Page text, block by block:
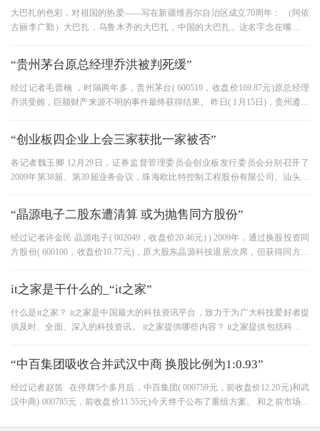
大巴扎的色彩，对祖国的热爱——写在新疆维吾尔自治区成立70周年： （阿依
古丽李广勤）大巴扎，乌鲁木齐的大巴扎，中国的大巴扎。这名字念在嘴里，
“贵州茅台原总经理乔洪被判死缓”
经过记者毛晋楠 ，时隔两年多，贵州茅台( 600519，收盘价169.87元)原总经理
乔洪受贿，巨额财产来源不明的事件最终获得结果。 昨日( 1月15日)，贵州遵义
“创业板四企业上会三家获批一家被否”
各记者魏玉卿 12月29日，证券监督管理委员会创业板发行委员会分别召开了
2009年第38届、第39届业务会议，珠海欧比特控制工程股份有限公司、汕头万
“晶源电子二股东遭清算 或为抛售同方股份”
经过记者许金民 晶源电子( 002049，收盘价20.46元) ) 2009年，通过换股投资同
方股份( 600100，收盘价10.77元)，原大股东晶源科技退居次席，但获得同方股
it之家是干什么的_“it之家”
什么是it之家？ it之家是中国最大的科技资讯平台，致力于为广大科技爱好者提
供及时、全面、深入的科技资讯。 it之家提供哪些内容？ it之家提供包括科技新
“中百集团吸收合并武汉中商 换股比例为1:0.93”
经过记者赵笛 在停牌5个多月后，中百集团( 000759元，前收盘价12.20元)和武
汉中商) 000785元，前收盘价11.55元)今天终于公布了重组方案。 和之前市场上